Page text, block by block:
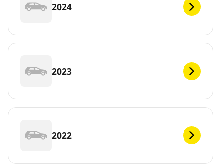
2024
2023
2022